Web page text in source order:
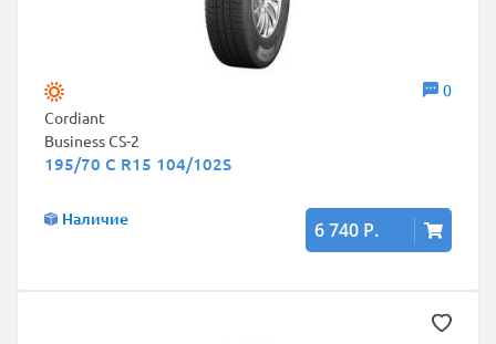
0
Cordiant
Business CS-2
195/70 C R15 104/102S
Наличие 6 740 Р.